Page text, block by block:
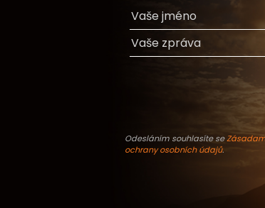
Odesláním souhlasíte se
ochrany osobních údajů.